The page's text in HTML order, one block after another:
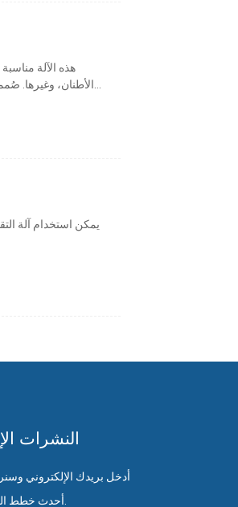
هذه الآلة
يمكن استخدام آلة
النشرات
أدخل بريدك الإلكتروني